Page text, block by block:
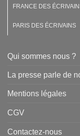
FRANCE DES
PARIS DES ÉCRIVAINS
Qui sommes nous ?
La presse parle de
Mentions légales
CGV
Contactez-nous